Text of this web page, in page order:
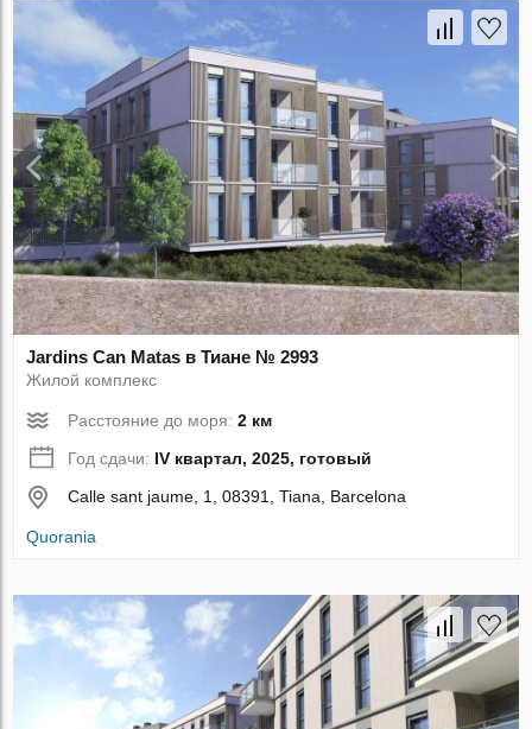
Jardins Can Matas в Тиане № 2993
Жилой комплекс
Расстояние до моря:2 км
Год сдачи: IV квартал, 2025, готовый
Calle sant jaume, 1, 08391, Tiana, Barcelona
Quorania